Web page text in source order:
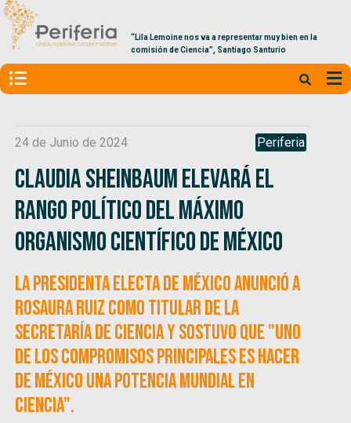
“Lila Lemoine nos va a representar muy bien en la
comisión de Ciencia”, Santiago Santurio
24 de Junio de 2024 Periferia
Claudia Sheinbaum elevará el
rango político del máximo
organismo científico de México
La presidenta electa de México anunció a
Rosaura Ruiz como titular de la
Secretaría de Ciencia y sostuvo que "uno
de los compromisos principales es hacer
de México una potencia mundial en
ciencia".